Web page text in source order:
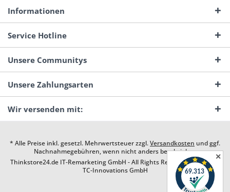
Informationen
Service Hotline
Unsere Communitys
Unsere Zahlungsarten
Wir versenden mit:
* Alle Preise inkl. gesetzl. Mehrwertsteuer zzgl.Versandkosten und ggf.
Nachnahmegebühren, wenn nicht anders beschrieben
Thinkstore24.de IT-Remarketing GmbH - All Rights Reserved. Design by
TC-Innovations GmbH
✕